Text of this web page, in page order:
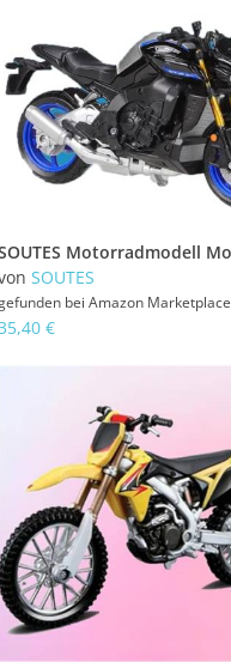
SOUTES
bei Amazon Marketplace
€